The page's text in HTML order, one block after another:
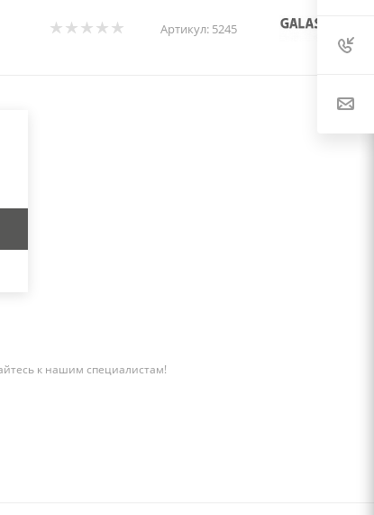
Артикул: 5245
к нашим специалистам!